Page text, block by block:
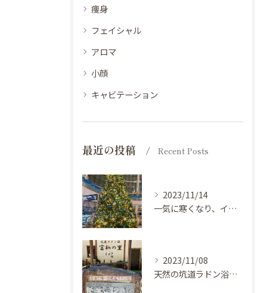
痩身
フェイシャル
アロマ
小顔
キャビテーション
最近の投稿 Recent Posts
2023/11/14
一気に寒くなり、イルミネーションが綺麗な時期になりましたね😆
2023/11/08
天然の坑道ラドン浴施設『富栖の里』に行ってきました。